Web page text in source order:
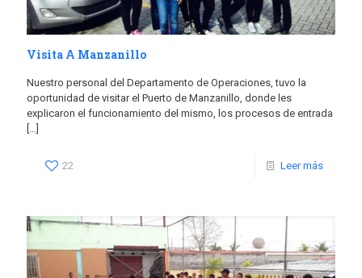
Visita A Manzanillo
Nuestro personal del Departamento de Operaciones, tuvo la
oportunidad de visitar el Puerto de Manzanillo, donde les
explicaron el funcionamiento del mismo, los procesos de entrada
[…]
22 Leer más